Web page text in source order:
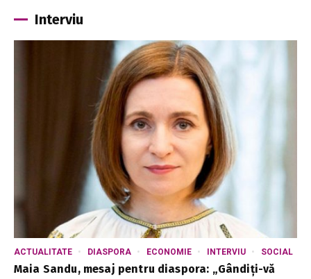
Interviu
ACTUALITATE DIASPORA ECONOMIE INTERVIU SOCIAL
Maia Sandu, mesaj pentru diaspora: „Gândiți-vă